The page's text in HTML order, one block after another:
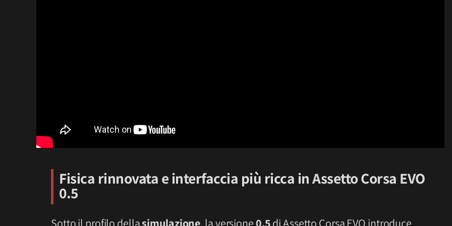
Fisica rinnovata e interfaccia più ricca in Assetto Corsa EVO
0.5
Sotto il profilo dellasimulazione, la versione0.5di Assetto Corsa EVO introduce